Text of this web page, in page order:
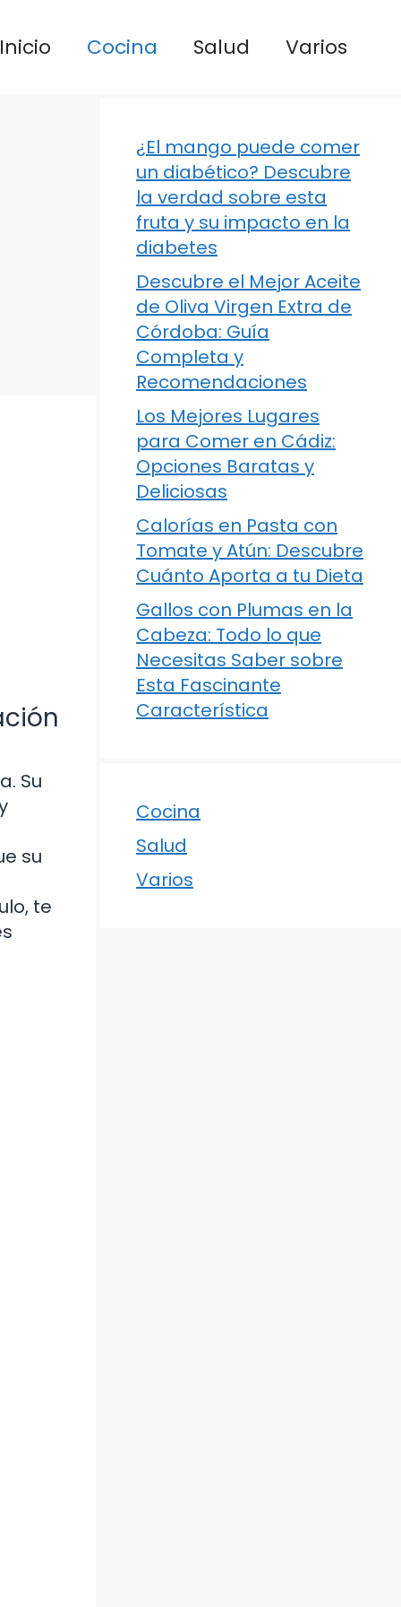
Inicio Cocina Salud Varios
Su
su
te
¿El mango puede comer
un diabético? Descubre
la verdad sobre esta
fruta y su impacto en la
diabetes
Descubre el Mejor Aceite
de Oliva Virgen Extra de
Córdoba: Guía
Completa y
Recomendaciones
Los Mejores Lugares
para Comer en Cádiz:
Opciones Baratas y
Deliciosas
Calorías en Pasta con
Tomate y Atún: Descubre
Cuánto Aporta a tu Dieta
Gallos con Plumas en la
Cabeza: Todo lo que
Necesitas Saber sobre
Esta Fascinante
Característica
Cocina
Salud
Varios